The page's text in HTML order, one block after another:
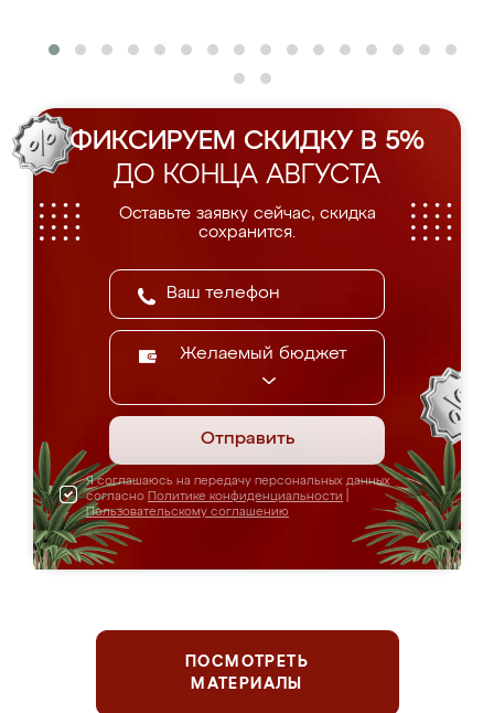
ФИКСИРУЕМ СКИДКУ В 5%
ДО КОНЦА АВГУСТА
Оставьте заявку сейчас, скидка
сохранится.
Желаемый бюджет
Отправить
Я соглашаюсь на передачу персональных данных
согласно Политике конфиденциальности
Пользовательскому соглашению
ПОСМОТРЕТЬ
МАТЕРИАЛЫ